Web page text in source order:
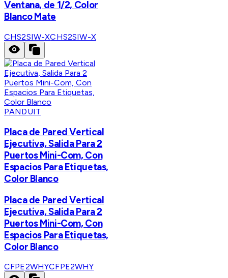
Ventana, de 1/2, Color
Blanco Mate
CHS2SIW-XCHS2SIW-X
PANDUIT
Placa de Pared Vertical
Ejecutiva, Salida Para 2
Puertos Mini-Com, Con
Espacios Para Etiquetas,
Color Blanco
Placa de Pared Vertical
Ejecutiva, Salida Para 2
Puertos Mini-Com, Con
Espacios Para Etiquetas,
Color Blanco
CFPE2WHYCFPE2WHY